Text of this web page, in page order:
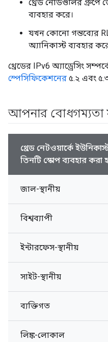
থ্রেড নোডগুলির গ্রুপে
ব্যবহার করে।
যখন কোনো গন্তব্যের
অ্যানিকাস্ট ব্যবহার
থ্রেডের IPv6 অ্যাড্রেসিং
স্পেসিফিকেশনের ৫.২ এবং
আপনার বোধগম্যতা
থ্রেড নেটওয়ার্কে
তিনটি স্কোপ ব্যবহার করা
জাল-স্থানীয়
বিশ্বব্যাপী
ইন্টারফেস-স্থানীয়
সাইট-স্থানীয়
ব্যক্তিগত
লিঙ্ক-লোকাল